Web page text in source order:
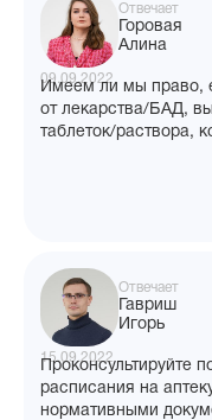
Отвечает
Горовая
Алина
09.09.2022
Имеем ли мы право,
от лекарства/БАД,
таблеток/раствора,
Отвечает
Гавриш
Игорь
15.09.2022
Проконсультируйте
расписания на
нормативными